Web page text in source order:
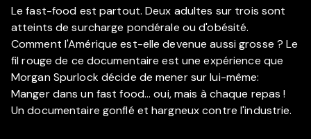
Le fast-food est partout. Deux adultes sur trois sont
atteints de surcharge pondérale ou d'obésité.
Comment l'Amérique est-elle devenue aussi grosse ? Le
fil rouge de ce documentaire est une expérience que
Morgan Spurlock décide de mener sur lui-même:
Manger dans un fast food... oui, mais à chaque repas !
Un documentaire gonflé et hargneux contre l'industrie.